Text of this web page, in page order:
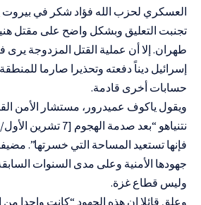
العسكري لحزب الله فؤاد شكر في بيروت
تجنبت التعليق وبشكل واضح على مقتل
طهران. إلا أن عملية القتل المزدوجة يرى
إسرائيل ديناً دفعته وتحذيرا صارما
حسابات أخرى قادمة.
ويقول ياكوف عميدرور، مستشار الأمن
نتنياهو “بعد صدمة
فإنها تستعيد المساحة التي خسرتها”.
جهودها الأمنية وعلى مدى السنوات
وليس قطاع غزة.